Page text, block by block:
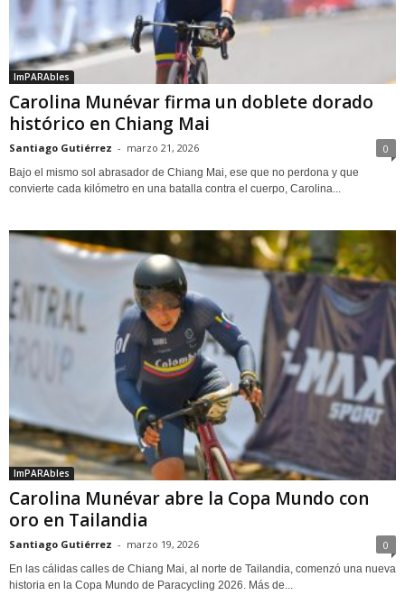
ImPARAbles
Carolina Munévar firma un doblete dorado
histórico en Chiang Mai
Santiago Gutiérrez - marzo 21, 2026 0
Bajo el mismo sol abrasador de Chiang Mai, ese que no perdona y que
convierte cada kilómetro en una batalla contra el cuerpo, Carolina...
ImPARAbles
Carolina Munévar abre la Copa Mundo con
oro en Tailandia
Santiago Gutiérrez - marzo 19, 2026 0
En las cálidas calles de Chiang Mai, al norte de Tailandia, comenzó una nueva
historia en la Copa Mundo de Paracycling 2026. Más de...